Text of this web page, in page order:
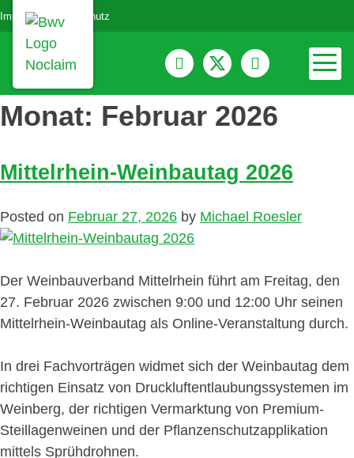
Impressum Datenschutz
Monat: Februar 2026
Mittelrhein-Weinbautag 2026
Posted on Februar 27, 2026 by Michael Roesler
Der Weinbauverband Mittelrhein führt am Freitag, den
27. Februar 2026 zwischen 9:00 und 12:00 Uhr seinen
Mittelrhein-Weinbautag als Online-Veranstaltung durch.
In drei Fachvorträgen widmet sich der Weinbautag dem
richtigen Einsatz von Druckluftentlaubungssystemen im
Weinberg, der richtigen Vermarktung von Premium-
Steillagenweinen und der Pflanzenschutzapplikation
mittels Sprühdrohnen.